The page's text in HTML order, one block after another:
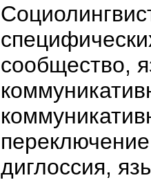
сообщество,
диглоссия,